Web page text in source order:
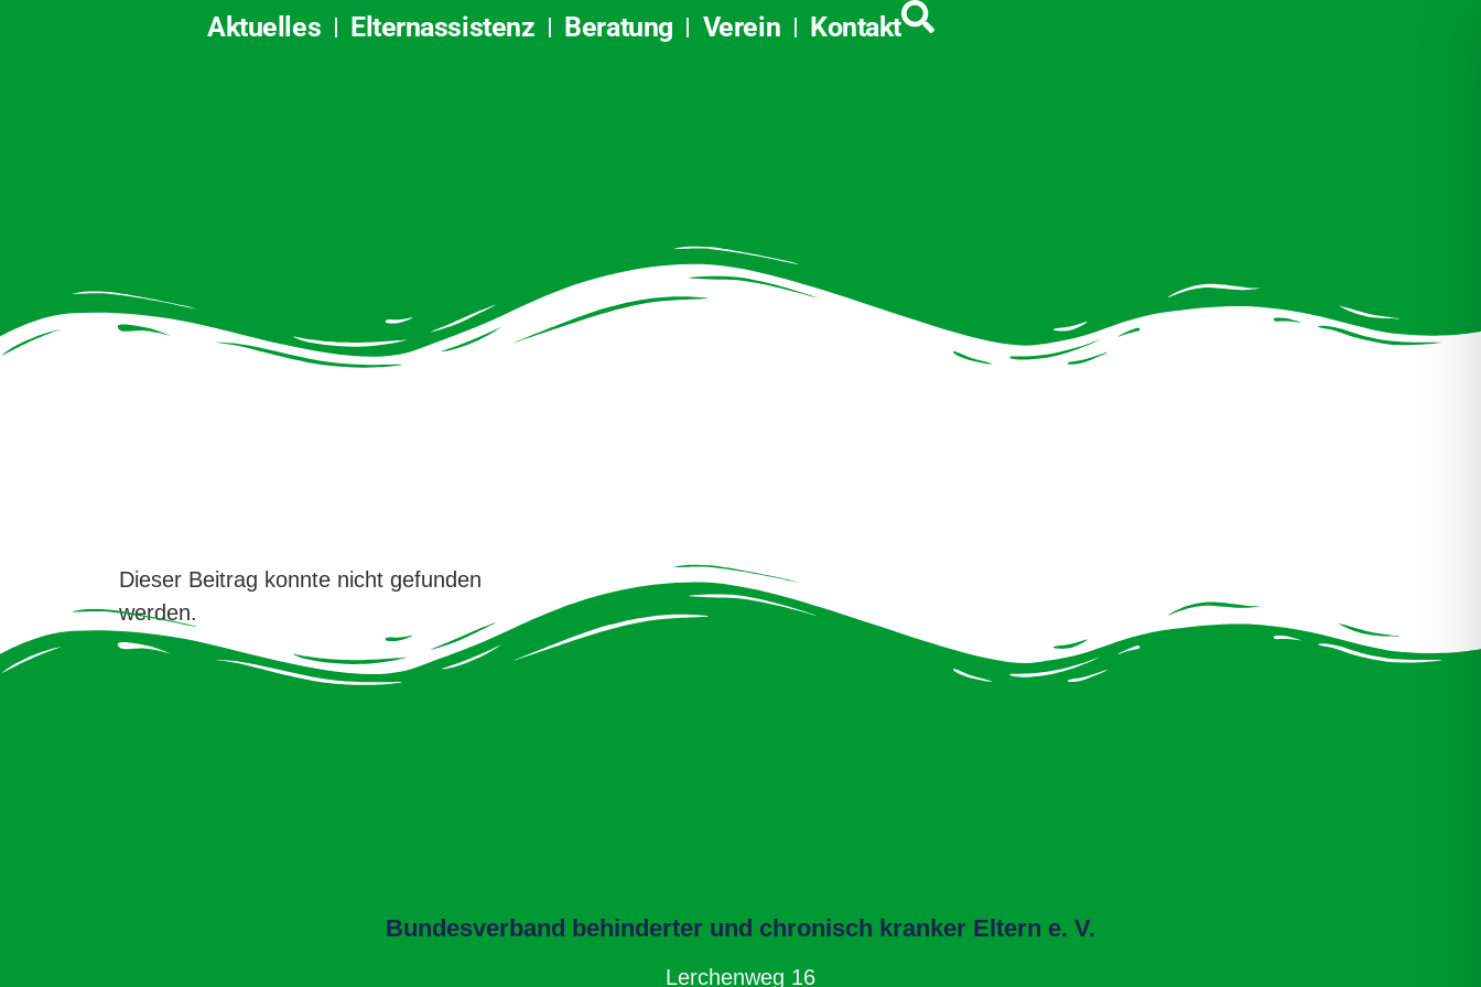
Aktuelles Elternassistenz Beratung Verein Kontakt
Dieser Beitrag konnte nicht gefunden
werden.
Bundesverband behinderter und chronisch kranker Eltern e. V.
Lerchenweg 16